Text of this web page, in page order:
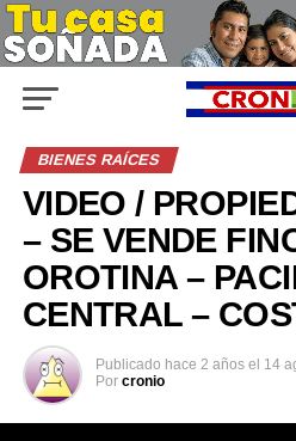
BIENES RAÍCES
VIDEO /
– SE VENDE
OROTINA –
CENTRAL –
Publicado hace 2 años el 14
Por cronio